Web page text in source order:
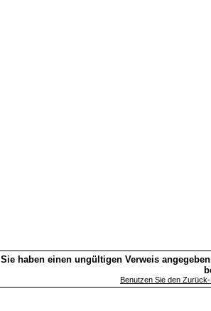
Sie haben einen ungültigen Verweis
Benutzen Sie den